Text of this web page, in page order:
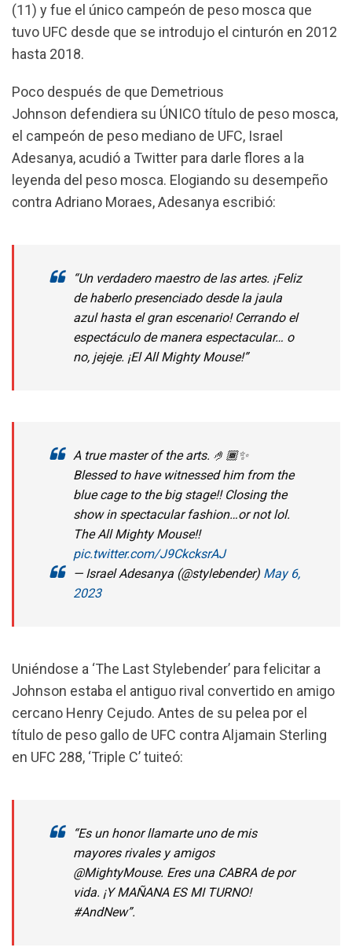
(11) y fue el único campeón de peso mosca que
tuvo UFC desde que se introdujo el cinturón en 2012
hasta 2018.
Poco después de que Demetrious
Johnson defendiera su ÚNICO título de peso mosca,
el campeón de peso mediano de UFC, Israel
Adesanya, acudió a Twitter para darle flores a la
leyenda del peso mosca. Elogiando su desempeño
contra Adriano Moraes, Adesanya escribió:
“Un verdadero maestro de las artes. ¡Feliz
de haberlo presenciado desde la jaula
azul hasta el gran escenario! Cerrando el
espectáculo de manera espectacular… o
no, jejeje. ¡El All Mighty Mouse!”
A true master of the arts. 🤌🏾✨
Blessed to have witnessed him from the
blue cage to the big stage!! Closing the
show in spectacular fashion…or not lol.
The All Mighty Mouse!!
pic.twitter.com/J9CkcksrAJ
— Israel Adesanya (@stylebender) May 6,
2023
Uniéndose a ‘The Last Stylebender’ para felicitar a
Johnson estaba el antiguo rival convertido en amigo
cercano Henry Cejudo. Antes de su pelea por el
título de peso gallo de UFC contra Aljamain Sterling
en UFC 288, ‘Triple C’ tuiteó:
“Es un honor llamarte uno de mis
mayores rivales y amigos
@MightyMouse. Eres una CABRA de por
vida. ¡Y MAÑANA ES MI TURNO!
#AndNew”.